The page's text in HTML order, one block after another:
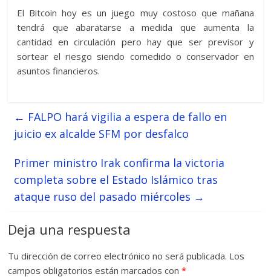
El Bitcoin hoy es un juego muy costoso que mañana
tendrá que abaratarse a medida que aumenta la
cantidad en circulación pero hay que ser previsor y
sortear el riesgo siendo comedido o conservador en
asuntos financieros.
← FALPO hará vigilia a espera de fallo en
juicio ex alcalde SFM por desfalco
Primer ministro Irak confirma la victoria
completa sobre el Estado Islámico tras
ataque ruso del pasado miércoles →
Deja una respuesta
Tu dirección de correo electrónico no será publicada. Los
campos obligatorios están marcados con*